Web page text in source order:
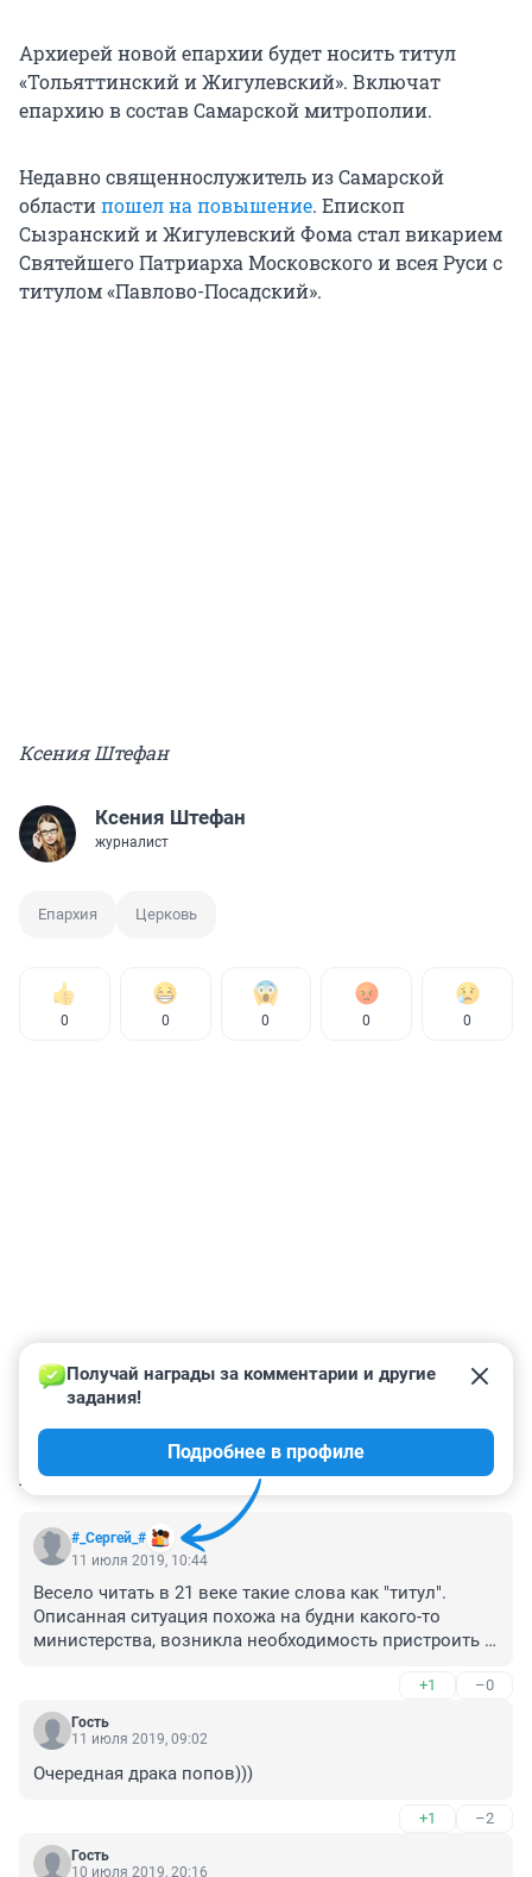
Архиерей новой епархии будет носить титул
«Тольяттинский и Жигулевский». Включат
епархию в состав Самарской митрополии.
Недавно священнослужитель из Самарской
областипошел на повышение. Епископ
Сызранский и Жигулевский Фома стал викарием
Святейшего Патриарха Московского и всея Руси с
титулом «Павлово-Посадский».
Ксения Штефан
Ксения Штефан
журналист
Епархия Церковь
0 0 0 0 0
КОММЕНТАРИИ 11
#_Сергей_#
Получай награды за комментарии и другие
задания!
Подробнее в профиле
11 июля 2019, 10:44
Весело читать в 21 веке такие слова как "титул".
Описанная ситуация похожа на будни какого-то
министерства, возникла необходимость пристроить
новый бесполезный отдел / департамент с новым
начальником и штатом))))
+1 –0
Гость
11 июля 2019, 09:02
Очередная драка попов)))
+1 –2
Гость
10 июля 2019, 20:16